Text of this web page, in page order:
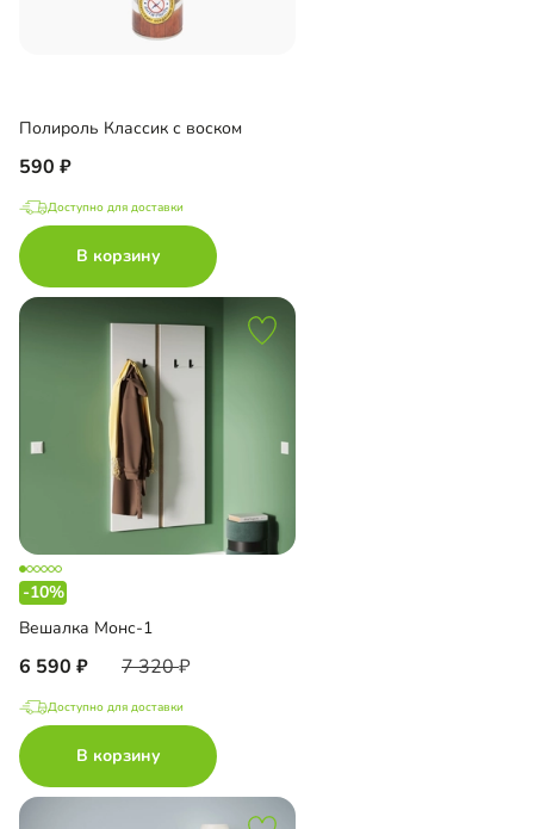
Полироль Классик с воском
590
Доступно для доставки
В корзину
-10%
Вешалка Монс-1
6 590 7 320
Доступно для доставки
В корзину